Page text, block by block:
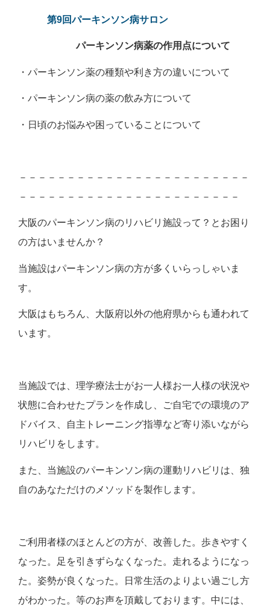
第9回パーキンソン病サロン
パーキンソン病薬の作用点について
・パーキンソン薬の種類や利き方の違いについて
・パーキンソン病の薬の飲み方について
・日頃のお悩みや困っていることについて
－－－－－－－－－－－－－－－－－－－－－－－－
－－－－－－－－－－－－－－－－－－－－－－－
大阪のパーキンソン病のリハビリ施設って？とお困り
の方はいませんか？
当施設はパーキンソン病の方が多くいらっしゃいま
す。
大阪はもちろん、大阪府以外の他府県からも通われて
います。
当施設では、理学療法士がお一人様お一人様の状況や
状態に合わせたプランを作成し、ご自宅での環境のア
ドバイス、自主トレーニング指導など寄り添いながら
リハビリをします。
また、当施設のパーキンソン病の運動リハビリは、独
自のあなただけのメソッドを製作します。
ご利用者様のほとんどの方が、改善した。歩きやすく
なった。足を引きずらなくなった。走れるようになっ
た。姿勢が良くなった。日常生活のよりよい過ごし方
がわかった。等のお声を頂戴しております。中には、